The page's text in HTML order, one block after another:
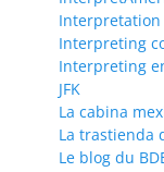
Interpretation
Interpreting
Interpreting
JFK
La cabina
La trastienda
Le blog du